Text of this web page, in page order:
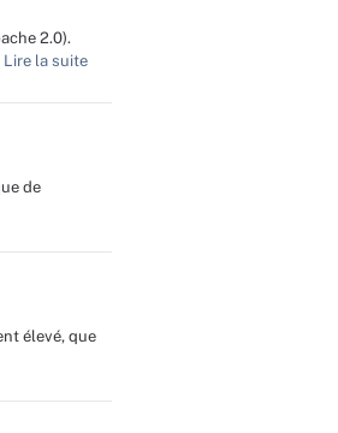
2.0).
Lire la suite
de
élevé, que